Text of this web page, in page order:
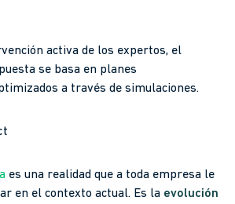
activa de los expertos, el
se basa en planes
a través de simulaciones.
es una realidad que a toda empresa le
en el contexto actual. Es la evolución